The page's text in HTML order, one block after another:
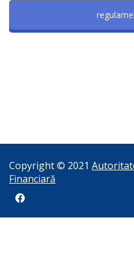
Copyright © 2021
Financiară